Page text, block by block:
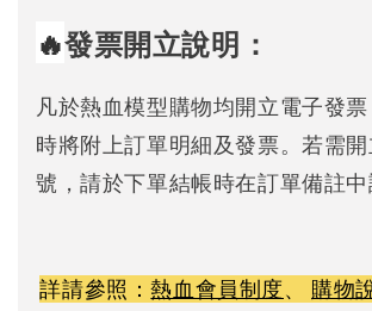
🔥發票開立說明：
凡於熱血模型購物均開立電子發
時將附上訂單明細及發票。若需
號，請於下單結帳時在訂單備註中
詳請參照：熱血會員制度、 購物